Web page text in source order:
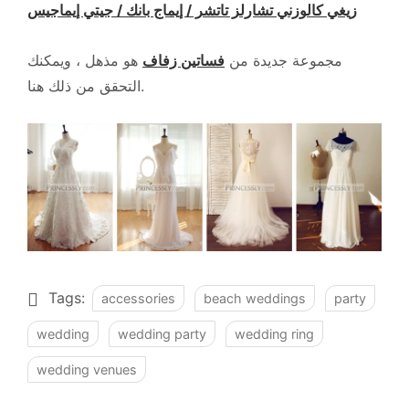
زيغي كالوزني تشارلز تاتشر / إيماج بانك / جيتي إيماجيس
مجموعة جديدة من فساتين زفاف هو مذهل ، ويمكنك
التحقق من ذلك هنا.
Tags: accessories beach weddings party
wedding wedding party wedding ring
wedding venues